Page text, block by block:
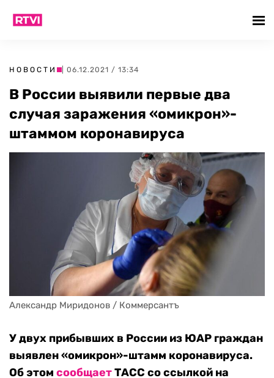
НОВОСТИ | 06.12.2021 / 13:34
В России выявили первые два
случая заражения «омикрон»-
штаммом коронавируса
Александр Миридонов / Коммерсантъ
У двух прибывших в России из ЮАР граждан
выявлен «омикрон»-штамм коронавируса.
Об этом сообщаетТАСС со ссылкой на